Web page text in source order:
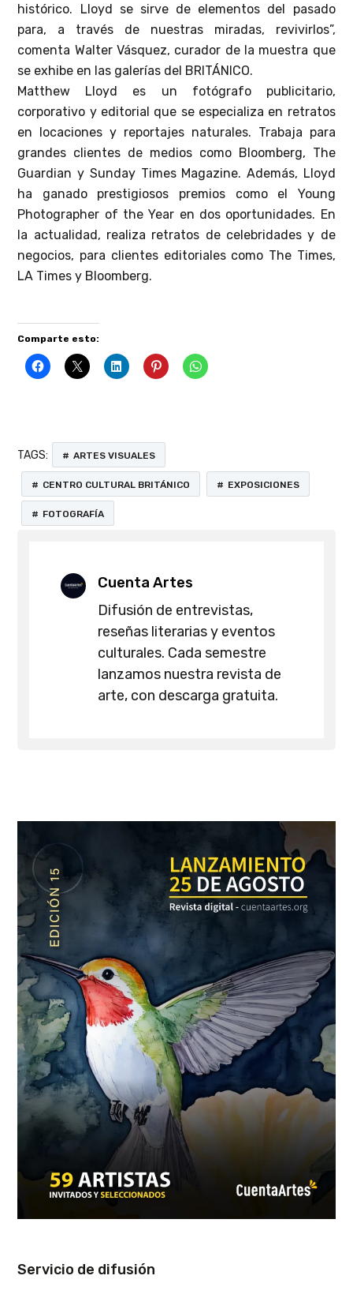
histórico. Lloyd se sirve de elementos del pasado
para, a través de nuestras miradas, revivirlos”,
comenta Walter Vásquez, curador de la muestra que
se exhibe en las galerías del BRITÁNICO.
Matthew Lloyd es un fotógrafo publicitario,
corporativo y editorial que se especializa en retratos
en locaciones y reportajes naturales. Trabaja para
grandes clientes de medios como Bloomberg, The
Guardian y Sunday Times Magazine. Además, Lloyd
ha ganado prestigiosos premios como el Young
Photographer of the Year en dos oportunidades. En
la actualidad, realiza retratos de celebridades y de
negocios, para clientes editoriales como The Times,
LA Times y Bloomberg.
Comparte esto:
TAGS: ARTES VISUALES
CENTRO CULTURAL BRITÁNICO EXPOSICIONES
FOTOGRAFÍA
Cuenta Artes
Difusión de entrevistas,
reseñas literarias y eventos
culturales. Cada semestre
lanzamos nuestra revista de
arte, con descarga gratuita.
Servicio de difusión